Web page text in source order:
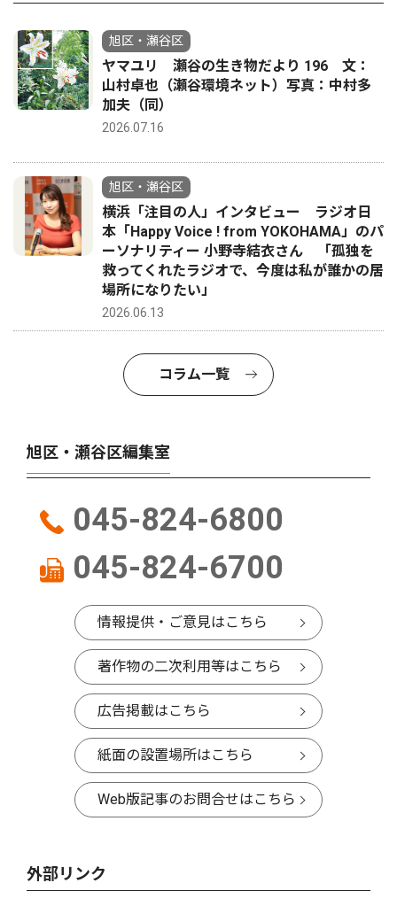
旭区・瀬谷区
ヤマユリ 瀬谷の生き物だより 196 文：
山村卓也（瀬谷環境ネット）写真：中村多
加夫（同）
2026.07.16
旭区・瀬谷区
横浜「注目の人」インタビュー ラジオ日
本「Happy Voice ! from YOKOHAMA」のパ
ーソナリティー 小野寺結衣さん 「孤独を
救ってくれたラジオで、今度は私が誰かの居
場所になりたい」
2026.06.13
コラム一覧
旭区・瀬谷区編集室
045-824-6800
045-824-6700
情報提供・ご意見はこちら
著作物の二次利用等はこちら
広告掲載はこちら
紙面の設置場所はこちら
Web版記事のお問合せはこちら
外部リンク